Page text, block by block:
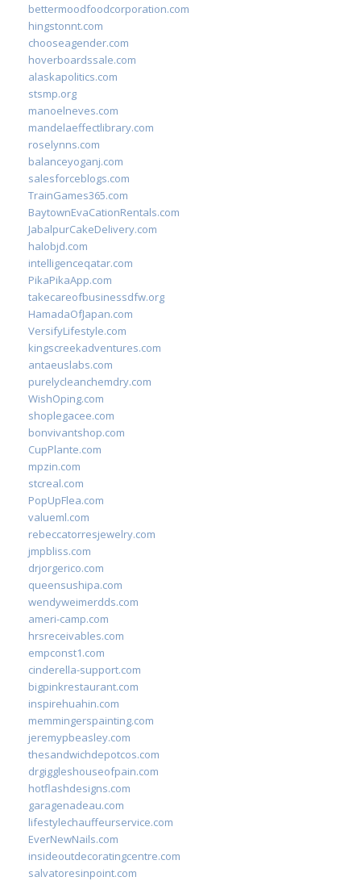
bettermoodfoodcorporation.com
hingstonnt.com
chooseagender.com
hoverboardssale.com
alaskapolitics.com
stsmp.org
manoelneves.com
mandelaeffectlibrary.com
roselynns.com
balanceyoganj.com
salesforceblogs.com
TrainGames365.com
BaytownEvaCationRentals.com
JabalpurCakeDelivery.com
halobjd.com
intelligenceqatar.com
PikaPikaApp.com
takecareofbusinessdfw.org
HamadaOfJapan.com
VersifyLifestyle.com
kingscreekadventures.com
antaeuslabs.com
purelycleanchemdry.com
WishOping.com
shoplegacee.com
bonvivantshop.com
CupPlante.com
mpzin.com
stcreal.com
PopUpFlea.com
valueml.com
rebeccatorresjewelry.com
jmpbliss.com
drjorgerico.com
queensushipa.com
wendyweimerdds.com
ameri-camp.com
hrsreceivables.com
empconst1.com
cinderella-support.com
bigpinkrestaurant.com
inspirehuahin.com
memmingerspainting.com
jeremypbeasley.com
thesandwichdepotcos.com
drgiggleshouseofpain.com
hotflashdesigns.com
garagenadeau.com
lifestylechauffeurservice.com
EverNewNails.com
insideoutdecoratingcentre.com
salvatoresinpoint.com